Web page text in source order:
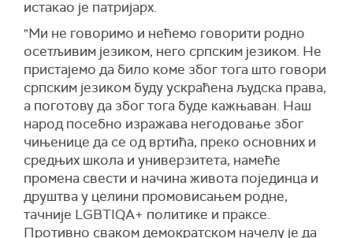
истакао је патријарх.
"Ми не говоримо и нећемо говорити родно
осетљивим језиком, него српским језиком. Не
пристајемо да било коме због тога што говори
српским језиком буду ускраћена људска права,
а поготову да због тога буде кажњаван. Наш
народ посебно изражава негодовање због
чињенице да се од вртића, преко основних и
средњих школа и универзитета, намеће
промена свести и начина живота појединца и
друштва у целини промовисањем родне,
тачније LGBTIQA+ политике и праксе.
Противно сваком демократском начелу је да